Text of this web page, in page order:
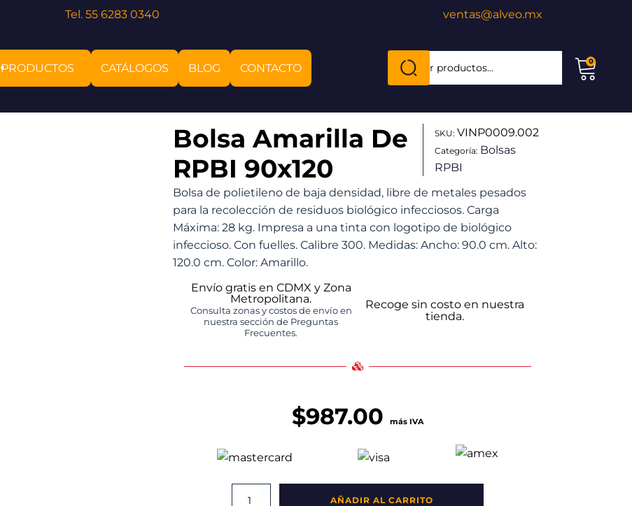
Tel. 55 6283 0340 ventas@alveo.mx
PRODUCTOS CATÁLOGOS BLOG CONTACTO
Buscar
por:
Cuando hay resultados autocompletados,
0
Bolsa Amarilla De
RPBI 90x120
SKU: VINP0009.002
Categoría: Bolsas
RPBI
Bolsa de polietileno de baja densidad, libre de metales pesados
para la recolección de residuos biológico infecciosos. Carga
Máxima: 28 kg. Impresa a una tinta con logotipo de biológico
infeccioso. Con fuelles. Calibre 300. Medidas: Ancho: 90.0 cm. Alto:
120.0 cm. Color: Amarillo.
Envío gratis en CDMX y Zona
Metropolitana.
Consulta zonas y costos de envío en
nuestra sección de Preguntas
Frecuentes.
Recoge sin costo en nuestra
tienda.
$987.00 más IVA
Bolsa
AÑADIR AL CARRITO